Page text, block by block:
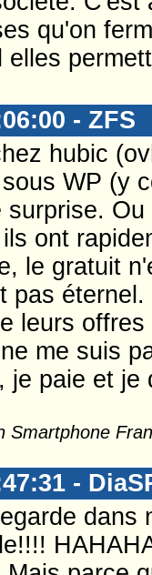
qu'on
elles
- ZFS
hubic
WP (y
surprise.
ont
le gratuit
pas
leurs
me suis
je paie et je
Smartphone
-
dans